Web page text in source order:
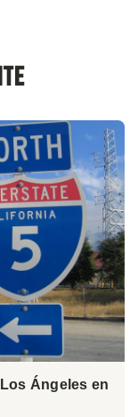
Ángeles en